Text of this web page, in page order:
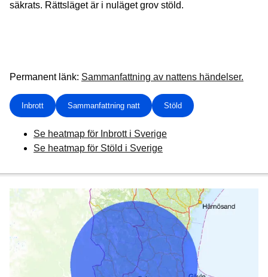
säkrats. Rättsläget är i nuläget grov stöld.
Permanent länk: Sammanfattning av nattens händelser.
Inbrott Sammanfattning natt Stöld
Se heatmap för Inbrott i Sverige
Se heatmap för Stöld i Sverige